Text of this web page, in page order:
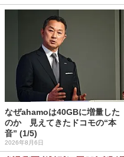
なぜahamoは40GBに増量した
のか 見えてきたドコモの“本
音” (1/5)
2026年8月6日